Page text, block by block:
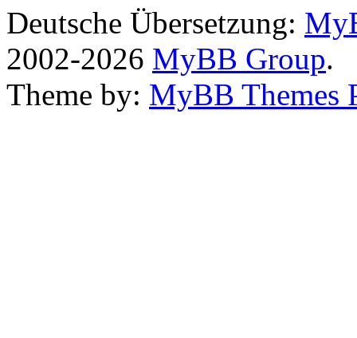
Deutsche Übersetzung:
2002-2026 MyBB Group.
Theme by: MyBB Themes